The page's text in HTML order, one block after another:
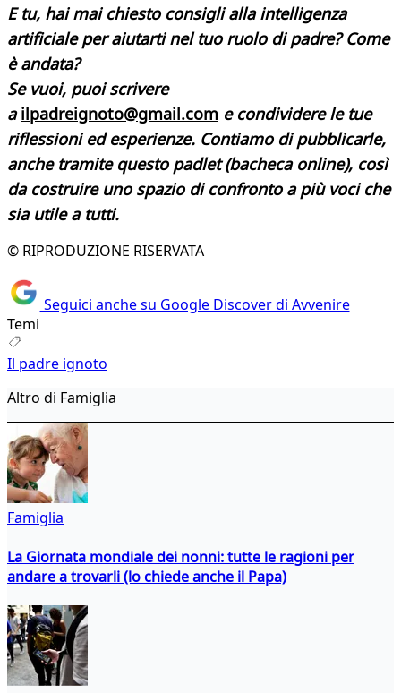
E tu, hai mai chiesto consigli alla intelligenza
artificiale per aiutarti nel tuo ruolo di padre? Come
è andata?
Se vuoi, puoi scrivere
ailpadreignoto@gmail.com e condividere le tue
riflessioni ed esperienze. Contiamo di pubblicarle,
anche tramite questo padlet (bacheca online), così
da costruire uno spazio di confronto a più voci che
sia utile a tutti.
© RIPRODUZIONE RISERVATA
Seguici anche su Google Discover di Avvenire
Temi
Il padre ignoto
Altro di Famiglia
Famiglia
La Giornata mondiale dei nonni: tutte le ragioni per
andare a trovarli (lo chiede anche il Papa)